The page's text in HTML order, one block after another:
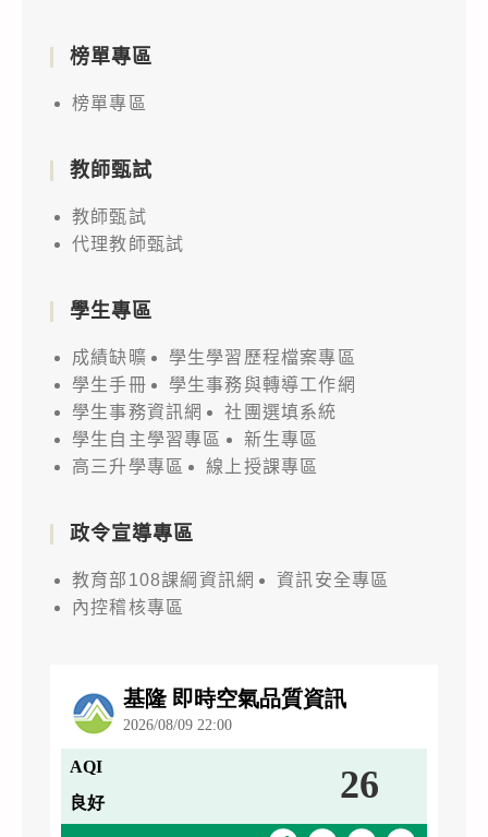
榜單專區
榜單專區
教師甄試
教師甄試
代理教師甄試
學生專區
成績缺曠
學生學習歷程檔案專區
學生手冊
學生事務與轉導工作網
學生事務資訊網
社團選填系統
學生自主學習專區
新生專區
高三升學專區
線上授課專區
政令宣導專區
教育部108課綱資訊網
資訊安全專區
內控稽核專區